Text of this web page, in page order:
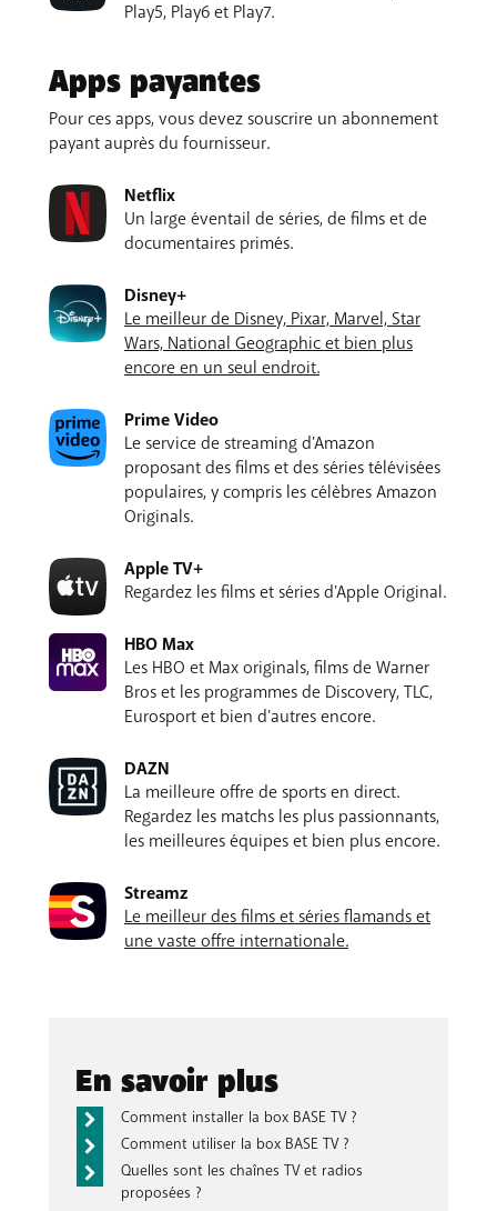
Play5, Play6 et Play7.
Apps payantes
Pour ces apps, vous devez souscrire un abonnement
payant auprès du fournisseur.
Netflix
Un large éventail de séries, de films et de
documentaires primés.
Disney+
Le meilleur de Disney, Pixar, Marvel, Star
Wars, National Geographic et bien plus
encore en un seul endroit.
Prime Video
Le service de streaming d'Amazon
proposant des films et des séries télévisées
populaires, y compris les célèbres Amazon
Originals.
Apple TV+
Regardez les films et séries d'Apple Original.
HBO Max
Les HBO et Max originals, films de Warner
Bros et les programmes de Discovery, TLC,
Eurosport et bien d'autres encore.
DAZN
La meilleure offre de sports en direct.
Regardez les matchs les plus passionnants,
les meilleures équipes et bien plus encore.
Streamz
Le meilleur des films et séries flamands et
une vaste offre internationale.
En savoir plus
Comment installer la box BASE TV ?
Comment utiliser la box BASE TV ?
Quelles sont les chaînes TV et radios
proposées ?